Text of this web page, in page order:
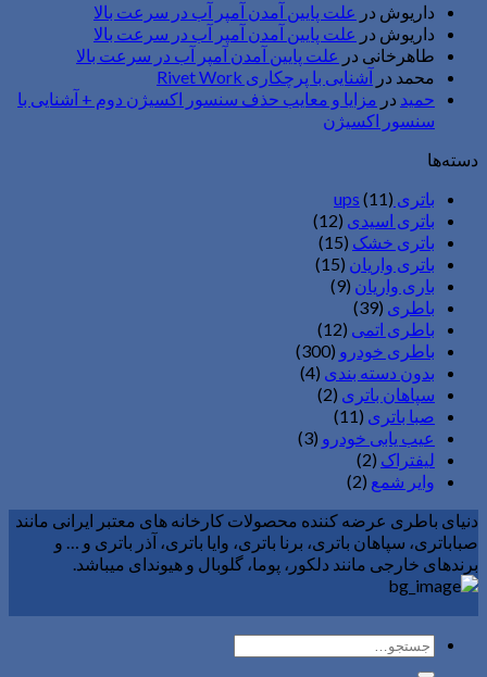
داریوش در علت پایین آمدن آمپر آب در سرعت بالا
داریوش در علت پایین آمدن آمپر آب در سرعت بالا
طاهرخانی در علت پایین آمدن آمپر آب در سرعت بالا
محمد در آشنایی با پرچکاری Rivet Work
حمید در مزایا و معایب حذف سنسور اکسیژن دوم + آشنایی با
سنسور اکسیژن
دسته‌ها
باتری ups (11)
باتری اسیدی (12)
باتری خشک (15)
باتری واریان (15)
باری واریان (9)
باطری (39)
باطری اتمی (12)
باطری خودرو (300)
بدون دسته بندی (4)
سپاهان باتری (2)
صبا باتری (11)
عیب یابی خودرو (3)
لیفتراک (2)
وایر شمع (2)
دنیای باطری عرضه کننده محصولات کارخانه های معتبر ایرانی مانند
صباباتری، سپاهان باتری، برنا باتری، وایا باتری، آذر باتری و … و
برندهای خارجی مانند دلکور، پوما، گلوبال و هیوندای میباشد.
جستجو
برای: